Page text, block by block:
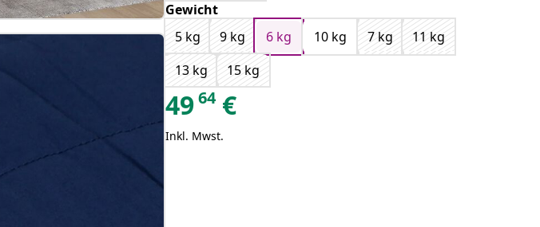
Gewicht
5 kg
9 kg 6 kg 10 kg 7 kg
11 kg
13 kg
15 kg
4964 €
Inkl. Mwst.